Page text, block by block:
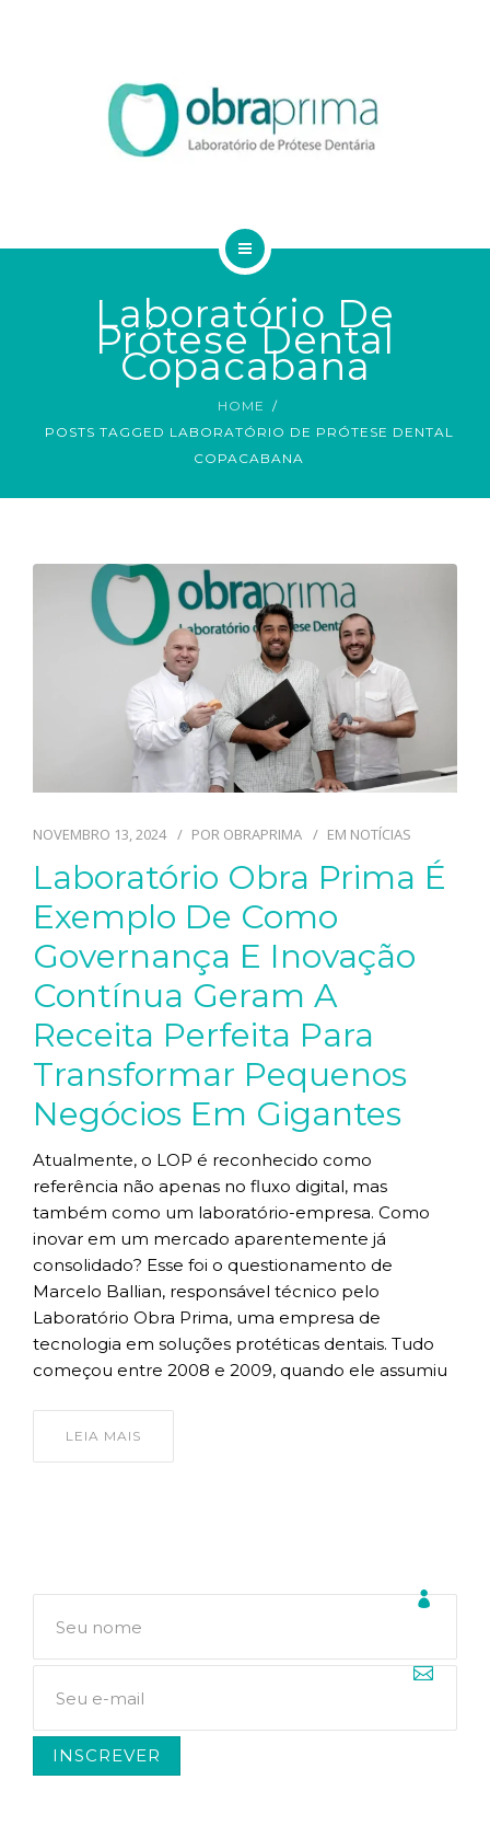
ORDEM DE SERVIÇO
QUEM SOMOS
SERVIÇOS
CONTATO
Laboratório De
Prótese Dental
Copacabana
HOME
POSTS TAGGED LABORATÓRIO DE PRÓTESE DENTAL
COPACABANA
NOVEMBRO 13, 2024 POR OBRAPRIMA EM NOTÍCIAS
Laboratório Obra Prima É
Exemplo De Como
Governança E Inovação
Contínua Geram A
Receita Perfeita Para
Transformar Pequenos
Negócios Em Gigantes
Atualmente, o LOP é reconhecido como
referência não apenas no fluxo digital, mas
também como um laboratório-empresa. Como
inovar em um mercado aparentemente já
consolidado? Esse foi o questionamento de
Marcelo Ballian, responsável técnico pelo
Laboratório Obra Prima, uma empresa de
tecnologia em soluções protéticas dentais. Tudo
começou entre 2008 e 2009, quando ele assumiu
LEIA MAIS